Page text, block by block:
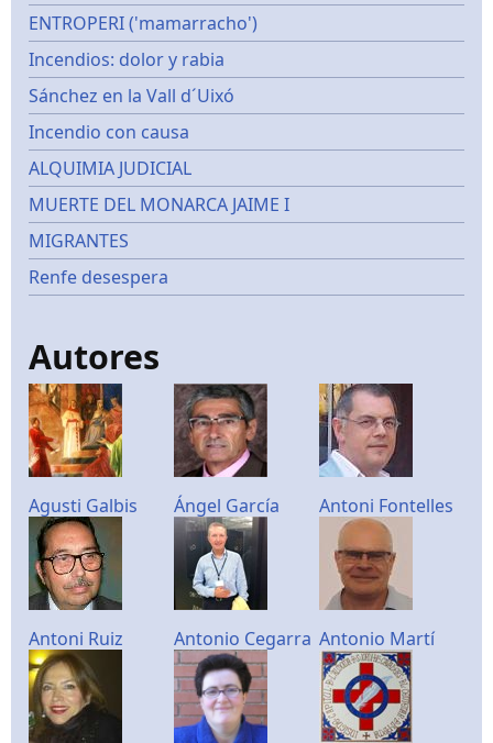
ENTROPERI ('mamarracho')
Incendios: dolor y rabia
Sánchez en la Vall d´Uixó
Incendio con causa
ALQUIMIA JUDICIAL
MUERTE DEL MONARCA JAIME I
MIGRANTES
Renfe desespera
Autores
Agusti Galbis Ángel García Antoni Fontelles
Antoni Ruiz Antonio Cegarra Antonio Martí